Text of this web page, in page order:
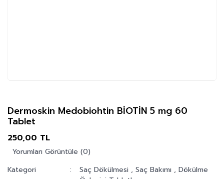
Dermoskin Medobiohtin BİOTİN 5 mg 60
Tablet
250,00 TL
Yorumları Görüntüle (0)
Kategori
Saç Dökülmesi ,Saç Bakımı ,Dökülme